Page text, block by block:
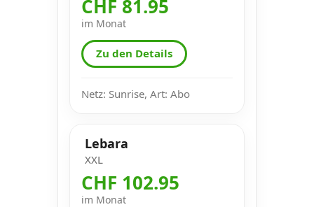
CHF 81.95
im Monat
Zu den Details
Netz: Sunrise, Art: Abo
Lebara
XXL
CHF 102.95
im Monat